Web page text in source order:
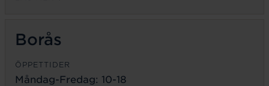
Borås
ÖPPETTIDER
Måndag-Fredag: 10-18